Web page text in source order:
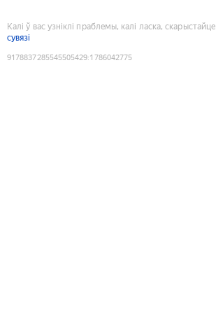
Калі ў вас узніклі праблемы, калі ласка, скарыстайце
сувязі
9178837285545505429:1786042775